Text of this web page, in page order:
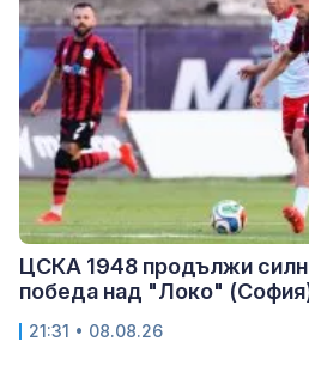
ЦСКА 1948 продължи
победа над "Локо"
21:31 • 08.08.26